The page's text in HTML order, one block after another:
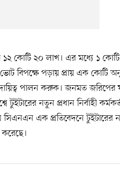
১২ কোটি ২০ লাখ। এর মধ্যে ১
বিপক্ষে পড়ায় প্রায় এক কোটি
দায়িত্ব পালন করুক। জনমত
টুইটারের নতুন প্রধান নির্বাহী
সিএনএন এক প্রতিবেদনে টুইটারের